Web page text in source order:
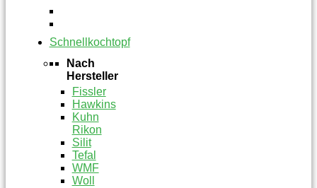
Schnellkochtopf
Nach
Hersteller
Fissler
Hawkins
Kuhn
Rikon
Silit
Tefal
WMF
Woll